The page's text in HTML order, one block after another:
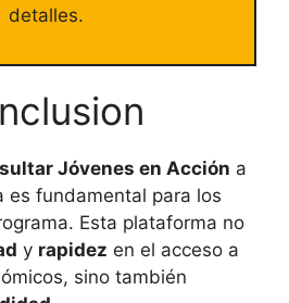
detalles.
Jóvenes en Acción a
es fundamental para los
Esta plataforma no
y rapidez en el acceso a
sino también